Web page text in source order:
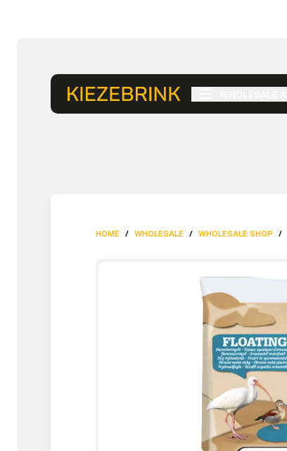
HOME / WHOLESALE / WHOLESALE SHOP /